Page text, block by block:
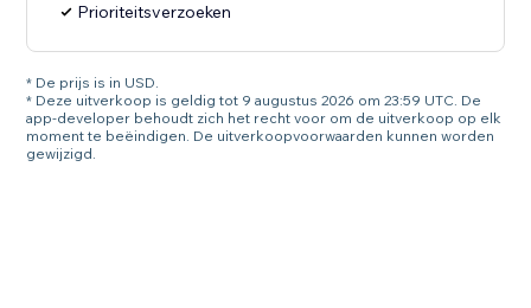
Prioriteitsverzoeken
* De prijs is in USD.
* Deze uitverkoop is geldig tot 9 augustus 2026 om 23:59 UTC. De
app-developer behoudt zich het recht voor om de uitverkoop op elk
moment te beëindigen. De uitverkoopvoorwaarden kunnen worden
gewijzigd.